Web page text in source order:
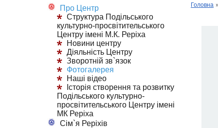
Про Центр
Структура Подільського
культурно-просвітительського
Центру імені М.К. Реріха
Новини центру
Діяльність Центру
Зворотній зв`язок
Фотогалерея
Наші відео
Історія створення та розвитку
Подільського культурно-
просвітительського Центру імені
МК Реріха
Сім`я Реріхів
Головна